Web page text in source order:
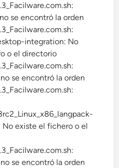
se encontró la orden
integration: No
o el directorio
se encontró la orden
No existe el fichero o el
se encontró la orden